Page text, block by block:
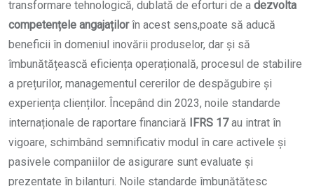
transformare tehnologică, dublată de eforturi de a dezvolta
competențele angajațilorîn acest sens,poate să aducă
beneficii în domeniul inovării produselor, dar și să
îmbunătățească eficiența operațională, procesul de stabilire
a prețurilor, managementul cererilor de despăgubire și
experiența clienților. Începând din 2023, noile standarde
internaționale de raportare financiară IFRS 17au intrat în
vigoare, schimbând semnificativ modul în care activele și
pasivele companiilor de asigurare sunt evaluate și
prezentate în bilanțuri. Noile standarde îmbunătățesc